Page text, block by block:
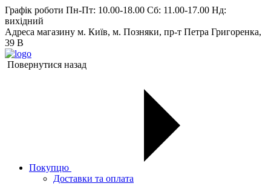
Графік роботи Пн-Пт: 10.00-18.00 Сб: 11.00-17.00 Нд:
вихiдний
Адреса магазину м. Київ, м. Позняки, пр-т Петра Григоренка,
39 В
Повернутися назад
Покупцю
Доставки та оплата